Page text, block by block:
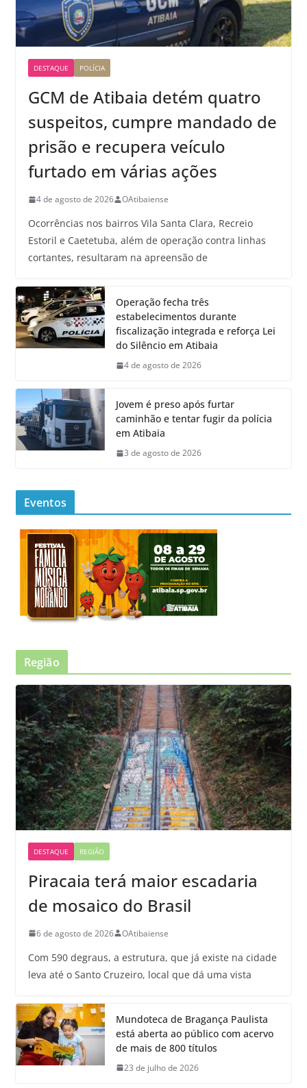
DESTAQUE POLÍCIA
GCM de Atibaia detém quatro
suspeitos, cumpre mandado de
prisão e recupera veículo
furtado em várias ações
4 de agosto de 2026 OAtibaiense
Ocorrências nos bairros Vila Santa Clara, Recreio
Estoril e Caetetuba, além de operação contra linhas
cortantes, resultaram na apreensão de
Operação fecha três
estabelecimentos durante
fiscalização integrada e reforça Lei
do Silêncio em Atibaia
4 de agosto de 2026
Jovem é preso após furtar
caminhão e tentar fugir da polícia
em Atibaia
3 de agosto de 2026
Eventos
Região
DESTAQUE REGIÃO
Piracaia terá maior escadaria
de mosaico do Brasil
6 de agosto de 2026 OAtibaiense
Com 590 degraus, a estrutura, que já existe na cidade
leva até o Santo Cruzeiro, local que dá uma vista
Mundoteca de Bragança Paulista
está aberta ao público com acervo
de mais de 800 títulos
23 de julho de 2026